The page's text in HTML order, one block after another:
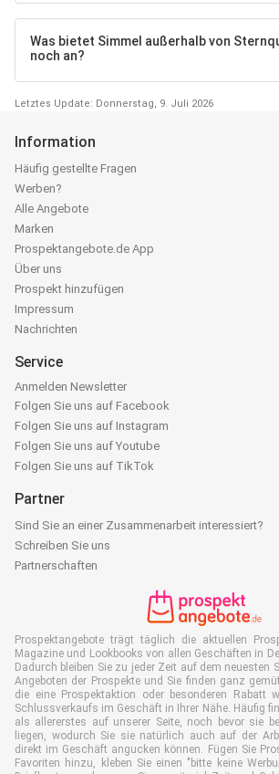
Was bietet Simmel außerhalb von
noch an?
Letztes Update: Donnerstag, 9. Juli 2026
Information
Häufig gestellte Fragen
Werben?
Alle Angebote
Marken
Prospektangebote.de App
Über uns
Prospekt hinzufügen
Impressum
Nachrichten
Service
Anmelden Newsletter
Folgen Sie uns auf Facebook
Folgen Sie uns auf Instagram
Folgen Sie uns auf Youtube
Folgen Sie uns auf TikTok
Partner
Sind Sie an einer Zusammenarbeit interessiert?
Schreiben Sie uns
Partnerschaften
Prospektangebote trägt täglich die aktuellen
Magazine und Lookbooks von allen Geschäften in
Dadurch bleiben Sie zu jeder Zeit auf dem neuesten
Angeboten der Prospekte und Sie finden ganz
die eine Prospektaktion oder besonderen Rabatt
Schlussverkaufs im Geschäft in Ihrer Nähe. Häufig
als allererstes auf unserer Seite, noch bevor sie
liegen, wodurch Sie sie natürlich auch auf der
direkt im Geschäft angucken können. Fügen Sie
Favoriten hinzu, kleben Sie einen "bitte keine